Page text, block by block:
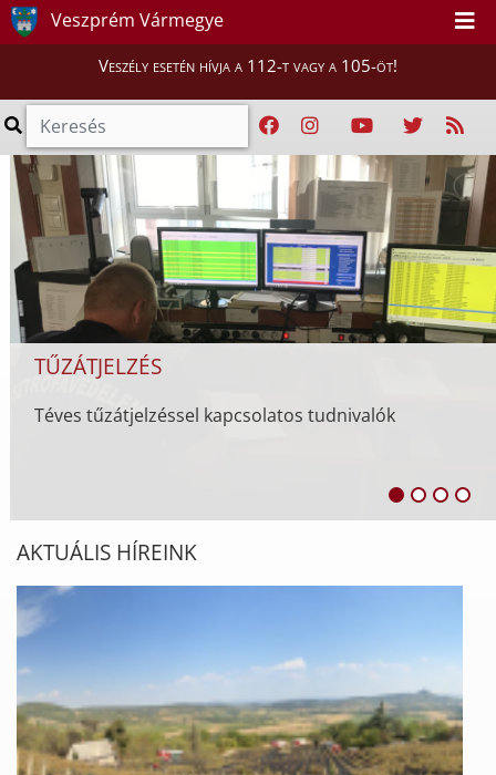
Veszprém Vármegye
Veszély esetén hívja a 112-t vagy a 105-öt!
TŰZÁTJELZÉS
Téves tűzátjelzéssel kapcsolatos tudnivalók
AKTUÁLIS HÍREINK